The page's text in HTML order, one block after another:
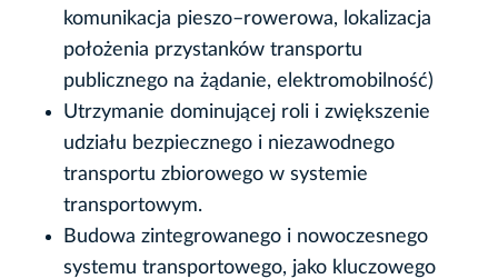
komunikacja pieszo–rowerowa, lokalizacja
położenia przystanków transportu
publicznego na żądanie, elektromobilność)
Utrzymanie dominującej roli i zwiększenie
udziału bezpiecznego i niezawodnego
transportu zbiorowego w systemie
transportowym.
Budowa zintegrowanego i nowoczesnego
systemu transportowego, jako kluczowego